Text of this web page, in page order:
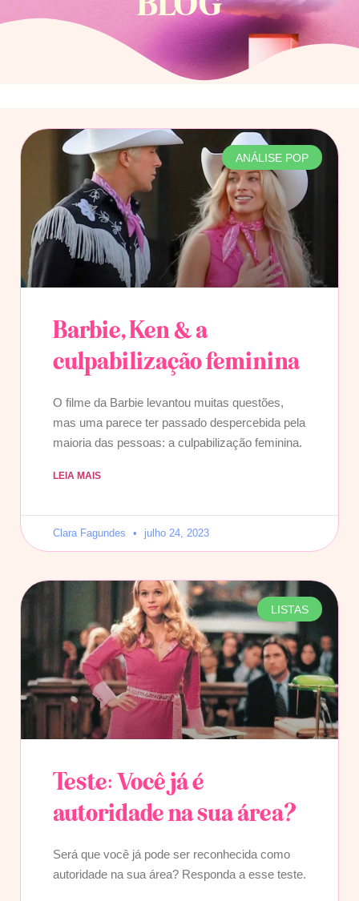
ANÁLISE POP
Barbie, Ken & a
culpabilização feminina
O filme da Barbie levantou muitas questões,
mas uma parece ter passado despercebida pela
maioria das pessoas: a culpabilização feminina.
LEIA MAIS
Clara Fagundes julho 24, 2023
LISTAS
Teste: Você já é
autoridade na sua área?
Será que você já pode ser reconhecida como
autoridade na sua área? Responda a esse teste.